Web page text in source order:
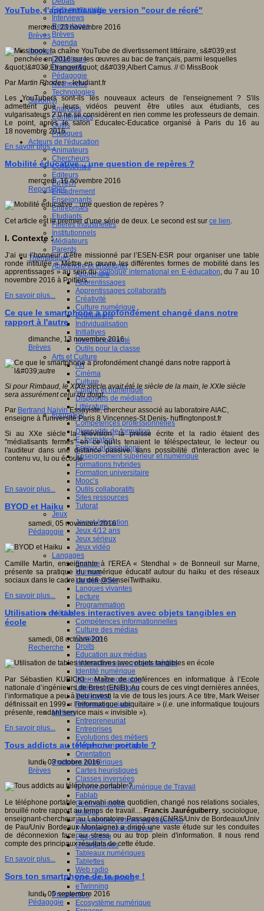
Faits marquants
Interviews
Reportages
Brèves
Agenda
Innover
Didactique
Dispositifs
Pédagogie
Recherche
Technologies
Savoir(s)
Analyses
Conférences
Outils
Pratiques
Acteurs de l'éducation
Animateurs
Chercheurs
Collectivités
Editeurs
EdTech
Encadrement
Enseignants
Entreprises
Etudiants
Filières industrielles
Institutionnels
Médiateurs
Parents
Thématiques
Apprendre et enseigner
Apprendre
Apprentissages
Apprentissages collaboratifs
Créativité
Culture numérique
Evaluations
Individualisation
Initiatives
Interdisciplinarité
Outils pour la classe
Arts et Culture
Art
Cinéma
Culture
Culture et numérique
Dispositifs de médiation
Littérature
Formation
Compétences professionnelles
Dispositifs de formation
E- formation
Enjeux et évolutions
Enseignement supérieur et numérique
Formations hybrides
Formation universitaire
Mooc’s
Outils collaboratifs
Sites ressources
Tutorat
Jeux
Jeu et éducation
Jeux 4/12 ans
Jeux sérieux
Jeux vidéo
Langages
Ecriture
Humour
Langue orale
Langues vivantes
Lecture
Programmation
Médias
Compétences informationnelles
Culture des médias
Curation
Droits
Education aux médias
Information et nouveaux médias
Identité numérique
Internet responsable
Littératie numérique
Publication
Réseaux sociaux
Métiers
Entrepreneuriat
Entreprises
Evolutions des métiers
Métiers du numérique
Orientation
Pratiques numériques
Cartes heuristiques
Classes inversées
Environnement Numérique de Travail
Fablab
Géolocalisation
Images
Les mondes virtuels en éducation
Pratiques collaboratives
Podcasting
Smartphones
Tableaux numériques
Tablettes
Web radio
Webdocumentaire
eTwinning
Prospective
Ecosystème numérique
YouTube, l'apprentissage version "cour de récré"
mercredi, 23 novembre 2016
Brèves
Par Martin Rhodes- letudiant.fr
Les YouTubers sont-ils les nouveaux acteurs de l'enseignement ? S'ils
admettent que leurs vidéos peuvent être utiles aux étudiants, ces
vulgarisateurs 2.0 ne se considèrent en rien comme les professeurs de demain.
Le point, après le salon Educatec-Educatice organisé à Paris du 16 au
18 novembre 2016.
En savoir plus...
Mobilité éducative .. une question de repères ?
mercredi, 16 novembre 2016
Reportages
Cet article est le premier d'une série de deux. Le second est sur ce lien.
I. Contexte :
J’ai eu l’honneur d’être missionné par l’ESEN-ESR pour organiser une table
ronde intitulée « Mettre en œuvre les différentes formes de mobilité dans les
apprentissages » au sein ducolloque international en E-éducation, du 7 au 10
novembre 2016 à Poitiers.
En savoir plus...
Ce que le smartphone a profondément changé dans notre
rapport à l'autre
dimanche, 13 novembre 2016
Brèves
Si pour Rimbaud, le XIXe siècle avait été le siècle de la main, le XXIe siècle
sera assurément celui du doigt.
Par Bertrand NaivinEssayiste, chercheur associé au laboratoire AIAC,
enseigne à l'université Paris 8 Vincennes-St Denis- huffingtonpost.fr
Si au XXe siècle la télévision, la presse écrite et la radio étaient des
"médiatisants fermés" en ce qu'ils tenaient le téléspectateur, le lecteur ou
l'auditeur dans une distance passive, sans possibilité d'interaction avec le
contenu vu, lu ou écouté.
En savoir plus...
BYOD et Haiku
samedi, 05 novembre 2016
Pédagogie
Camille Martin, enseignante à l'EREA « Stendhal » de Bonneuil sur Marne,
présente sa pratique du numérique éducatif autour du haiku et des réseaux
sociaux dans le cadre du défi @SenseiTwithaiku.
En savoir plus...
Utilisation de tables interactives avec objets tangibles en
école
samedi, 08 octobre 2016
Recherche
Par Sébastien KUBICKI - Maître de conférences en informatique à l’Ecole
nationale d’ingénieurs de Brest (ENIB). Au cours de ces vingt dernières années,
l’informatique a peu à peu investi la vie de tous les jours. A ce titre, Mark Weiser
définissait en 1999 « l’informatique ubiquitaire » (i.e. une informatique toujours
présente, rendant service mais « invisible »).
En savoir plus...
Tous addicts au téléphone portable ?
lundi, 03 octobre 2016
Brèves
Le téléphone portable a envahi notre quotidien, changé nos relations sociales,
brouillé notre rapport au temps de travail.... Francis Jauréguiberry, sociologue,
enseignant-chercheur au Laboratoire Passages (CNRS/Univ de Bordeaux/Univ
de Pau/Univ Bordeaux Montaigne) a dirigé une vaste étude sur les conduites
de déconnexion face au stress ou au trop plein d'information. Il nous rend
compte des principaux résultats de cette étude.
En savoir plus...
Sors ton smartphone de ta poche !
lundi, 05 septembre 2016
Pédagogie